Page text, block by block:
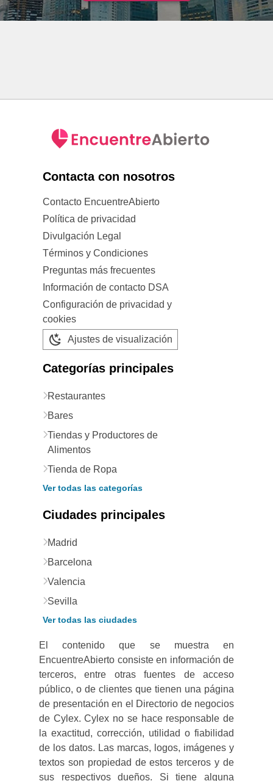
Contacta con nosotros
Contacto EncuentreAbierto
Política de privacidad
Divulgación Legal
Términos y Condiciones
Preguntas más frecuentes
Información de contacto DSA
Configuración de privacidad y
cookies
Ajustes de visualización
Categorías principales
Restaurantes
Bares
Tiendas y Productores de
Alimentos
Tienda de Ropa
Ver todas las categorías
Ciudades principales
Madrid
Barcelona
Valencia
Sevilla
Ver todas las ciudades
El contenido que se muestra en
EncuentreAbierto consiste en información de
terceros, entre otras fuentes de acceso
público, o de clientes que tienen una página
de presentación en el Directorio de negocios
de Cylex. Cylex no se hace responsable de
la exactitud, corrección, utilidad o fiabilidad
de los datos. Las marcas, logos, imágenes y
textos son propiedad de estos terceros y de
sus respectivos dueños. Si tiene alguna